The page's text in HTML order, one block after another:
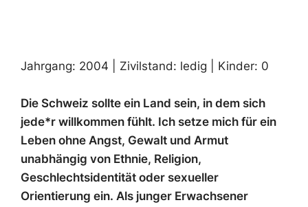
Jahrgang: 2004 | Zivilstand: ledig | Kinder: 0
Die Schweiz sollte ein Land sein, in dem sich
jede*r willkommen fühlt. Ich setze mich für ein
Leben ohne Angst, Gewalt und Armut
unabhängig von Ethnie, Religion,
Geschlechtsidentität oder sexueller
Orientierung ein. Als junger Erwachsener